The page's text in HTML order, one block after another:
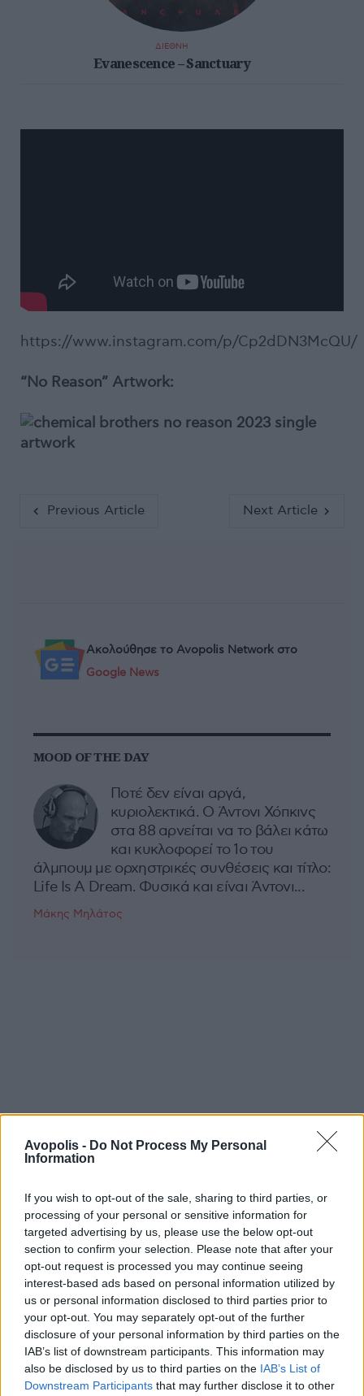
Avopolis - Do Not Process My Personal
Information
If you wish to opt-out of the sale, sharing to third parties, or
processing of your personal or sensitive information for
targeted advertising by us, please use the below opt-out
section to confirm your selection. Please note that after your
opt-out request is processed you may continue seeing
interest-based ads based on personal information utilized by
us or personal information disclosed to third parties prior to
your opt-out. You may separately opt-out of the further
disclosure of your personal information by third parties on the
IAB’s list of downstream participants. This information may
also be disclosed by us to third parties on the IAB’s List of
Downstream Participants that may further disclose it to other
ΔΙΕΘΝΗ
Evanescence – Sanctuary
https://www.instagram.com/p/Cp2dDN3McQU/
“No Reason” Artwork:
Previous Article Next Article
Ακολούθησε το Avopolis Network στο
Google News
MOOD OF THE DAY
Ποτέ δεν είναι αργά,
κυριολεκτικά. Ο Άντονι Χόπκινς
στα 88 αρνείται να το βάλει κάτω
και κυκλοφορεί το 1ο του
άλμπουμ με ορχηστρικές συνθέσεις και τίτλο:
Life Is A Dream. Φυσικά και είναι Άντονι...
Μάκης Μηλάτος